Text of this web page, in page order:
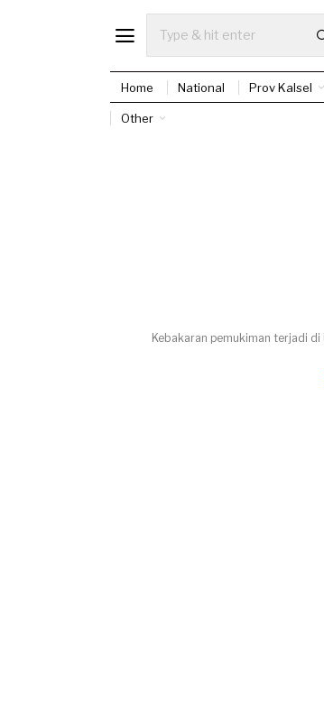
Home National Prov Kalsel
Other
Kebakaran pemukiman terjadi di